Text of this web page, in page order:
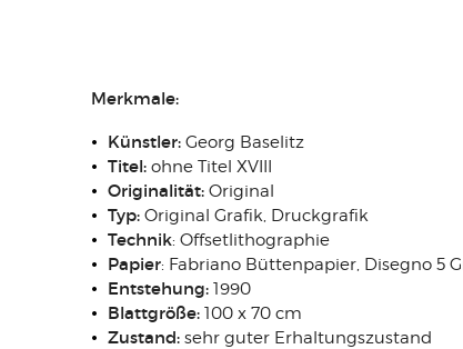
Merkmale:
Künstler: Georg Baselitz
Titel: ohne Titel XVIII
Originalität: Original
Typ: Original Grafik, Druckgrafik
Technik: Offsetlithographie
Papier: Fabriano Büttenpapier, Disegno 5
Entstehung: 1990
Blattgröße: 100 x 70 cm
Zustand: sehr guter Erhaltungszustand